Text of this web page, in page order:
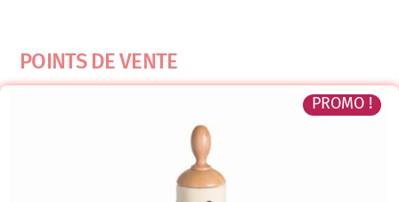
POINTS DE VENTE
PROMO !